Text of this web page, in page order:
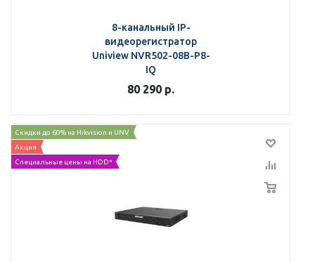
8-канальный IP-
видеорегистратор
Uniview NVR502-08B-P8-
IQ
80 290 р.
Скидки до 60% на Hikvision и UNV
Акция
Специальные цены на HDD*